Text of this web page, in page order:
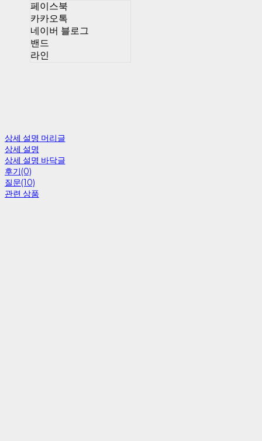
페이스북
카카오톡
네이버 블로그
밴드
라인
상세 설명 머리글
상세 설명
상세 설명 바닥글
후기(0)
질문(10)
관련 상품